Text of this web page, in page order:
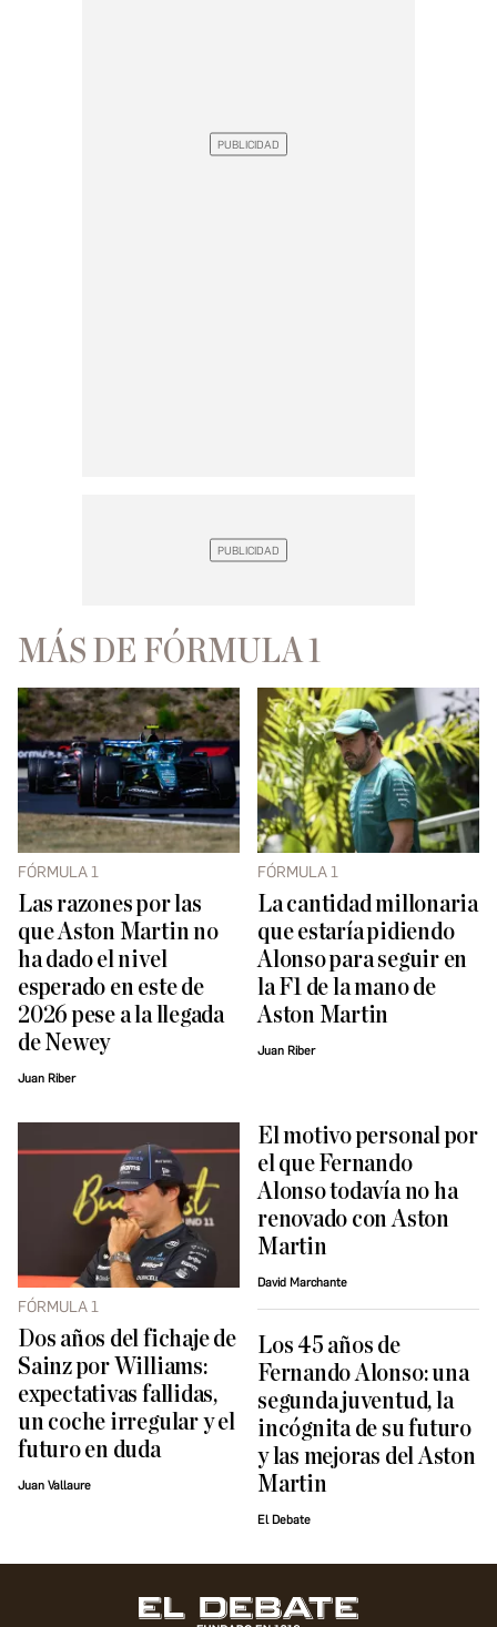
MÁS DE FÓRMULA 1
FÓRMULA 1
Las razones por las
que Aston Martin no
ha dado el nivel
esperado en este de
2026 pese a la llegada
de Newey
Juan Riber
FÓRMULA 1
La cantidad millonaria
que estaría pidiendo
Alonso para seguir en
la F1 de la mano de
Aston Martin
Juan Riber
FÓRMULA 1
Dos años del fichaje de
Sainz por Williams:
expectativas fallidas,
un coche irregular y el
futuro en duda
Juan Vallaure
El motivo personal por
el que Fernando
Alonso todavía no ha
renovado con Aston
Martin
David Marchante
Los 45 años de
Fernando Alonso: una
segunda juventud, la
incógnita de su futuro
y las mejoras del Aston
Martin
El Debate